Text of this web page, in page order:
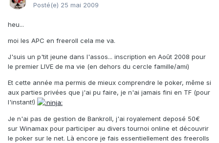
Posté(e) 25 mai 2009
heu...
moi les APC en freeroll cela me va.
J'suis un p'tit jeune dans l'assos... inscription en Août 2008 pour
le premier LIVE de ma vie (en dehors du cercle famille/ami)
Et cette année ma permis de mieux comprendre le poker, même si
aux parties privées que j'ai pu faire, je n'ai jamais fini en TF (pour
l'instant!)
Je n'ai pas de gestion de Bankroll, j'ai royalement deposé 50€
sur Winamax pour participer au divers tournoi online et découvrir
le poker sur le net. Là encore je fais essentiellement des freerolls